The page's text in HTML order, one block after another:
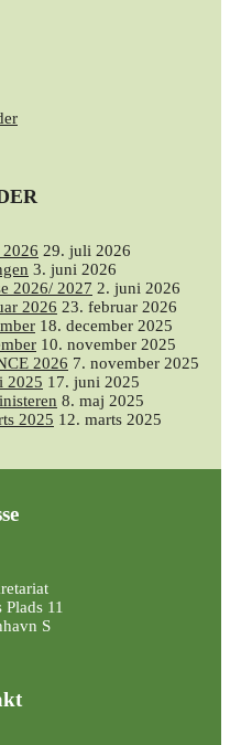
29. juli 2026
3. juni 2026
2026/ 2027 2. juni 2026
2026 23. februar 2026
18. december 2025
10. november 2025
2026 7. november 2025
2025 17. juni 2025
8. maj 2025
2025 12. marts 2025
Plads 11
S